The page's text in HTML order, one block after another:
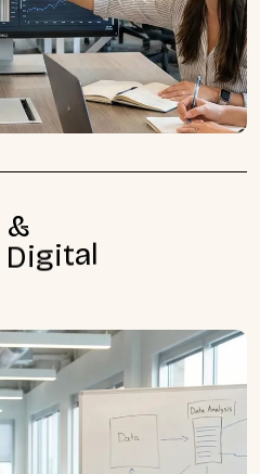
&
Digital